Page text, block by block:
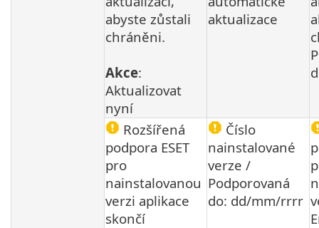
abyste zůstali
chráněni.
Akce:
Aktualizovat
nyní
aktualizace
Rozšířená
podpora ESET
pro
nainstalovanou
verzi aplikace
skončí
Číslo
nainstalované
verze /
Podporovaná
do: dd/mm/rrrr